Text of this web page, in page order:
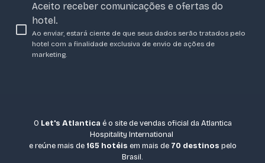
Aceito receber comunicações e ofertas do
hotel.
Ao enviar, estará ciente de que seus dados serão tratados pelo
hotel com a finalidade exclusiva de envio de ações de
marketing.
O Let's Atlantica é o site de vendas oficial da Atlantica
Hospitality International
e reúne mais de 165 hotéis em mais de 70 destinos pelo
Brasil.